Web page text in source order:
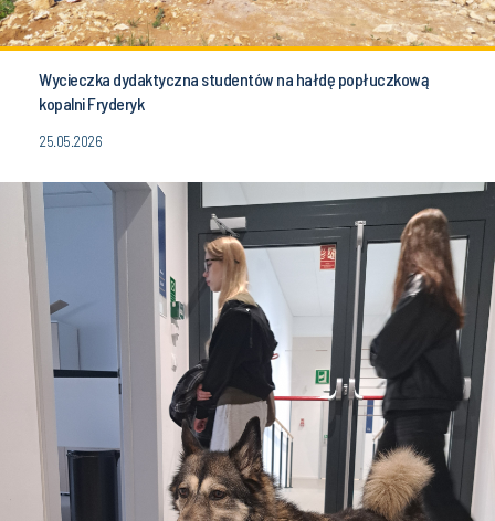
Wycieczka dydaktyczna studentów na hałdę popłuczkową
kopalni Fryderyk
25.05.2026